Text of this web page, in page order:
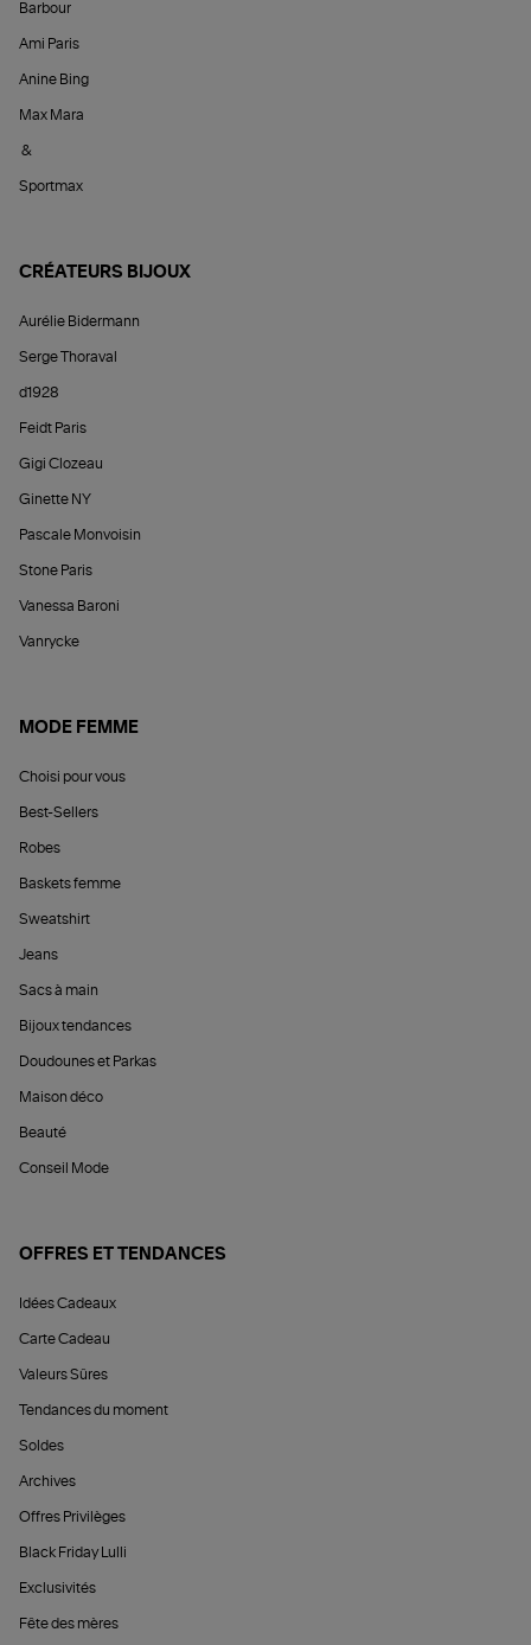
Barbour
Ami Paris
Anine Bing
Max Mara
&
Sportmax
CRÉATEURS BIJOUX
Aurélie Bidermann
Serge Thoraval
d1928
Feidt Paris
Gigi Clozeau
Ginette NY
Pascale Monvoisin
Stone Paris
Vanessa Baroni
Vanrycke
MODE FEMME
Choisi pour vous
Best-Sellers
Robes
Baskets femme
Sweatshirt
Jeans
Sacs à main
Bijoux tendances
Doudounes et Parkas
Maison déco
Beauté
Conseil Mode
OFFRES ET TENDANCES
Idées Cadeaux
Carte Cadeau
Valeurs Sûres
Tendances du moment
Soldes
Archives
Offres Privilèges
Black Friday Lulli
Exclusivités
Fête des mères